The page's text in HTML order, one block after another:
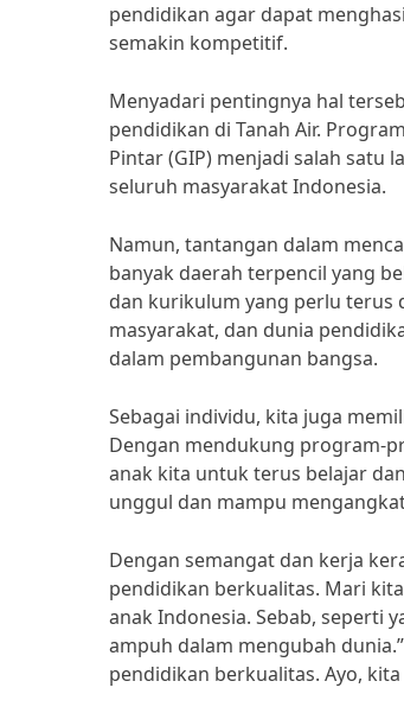
pendidikan agar dapat
semakin kompetitif.
Menyadari pentingnya hal
pendidikan di Tanah Air.
Pintar (GIP) menjadi salah satu
seluruh masyarakat Indonesia.
Namun, tantangan dalam
banyak daerah terpencil yang
dan kurikulum yang perlu terus
masyarakat, dan dunia
dalam pembangunan bangsa.
Sebagai individu, kita juga
Dengan mendukung program-
anak kita untuk terus belajar
unggul dan mampu
Dengan semangat dan kerja
pendidikan berkualitas. Mari
anak Indonesia. Sebab, seperti
ampuh dalam mengubah
pendidikan berkualitas. Ayo,